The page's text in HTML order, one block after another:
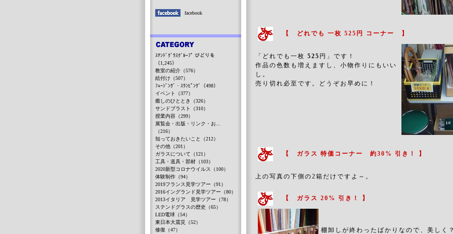
【 どれでも 一枚 525円 コーナー 】
「どれでも一枚 525 円」です！
作品の色数も増えますし、小物作りにもいい
し。
売り切れ必至です。どうぞお早めに！
【 ガラス 特価コーナー 約30% 引き！ 】
上の写真の下側の2箱だけですよ～。
【 ガラス 20% 引き！ 】
棚卸しが終わったばかりなので、美しく
facebook
ｽﾃﾝﾄﾞｸﾞﾗｽｸﾞﾙｰﾌﾟ びどりを
（1,245）
教室の紹介（576）
絵付け（507）
ﾌｭｰｼﾞﾝｸﾞ・ｽﾗﾝﾋﾟﾝｸﾞ（498）
イベント（377）
癒しのひととき（326）
サンドブラスト（310）
授業内容（299）
展覧会・出版・リンク・お...
（216）
知っておきたいこと（212）
その他（201）
ガラスについて（121）
工具・道具・部材（103）
2020新型コロナウイルス（100）
体験制作（94）
2019フランス見学ツアー（91）
2016イングランド見学ツアー（80）
2013イタリア 見学ツアー（78）
ステンドグラスの歴史（65）
LED電球（54）
東日本大震災（52）
修復（47）